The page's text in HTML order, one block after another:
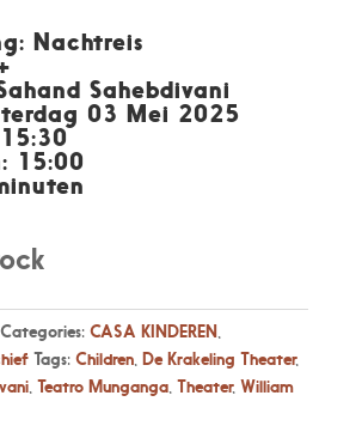
Nachtreis
Sahebdivani
03 Mei 2025
15:30
: 15:00
Categories: CASA KINDEREN,
Tags: Children, De Krakeling Theater,
, Teatro Munganga, Theater, William